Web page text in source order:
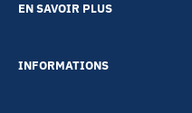
EN SAVOIR PLUS
A propos
INFORMATIONS